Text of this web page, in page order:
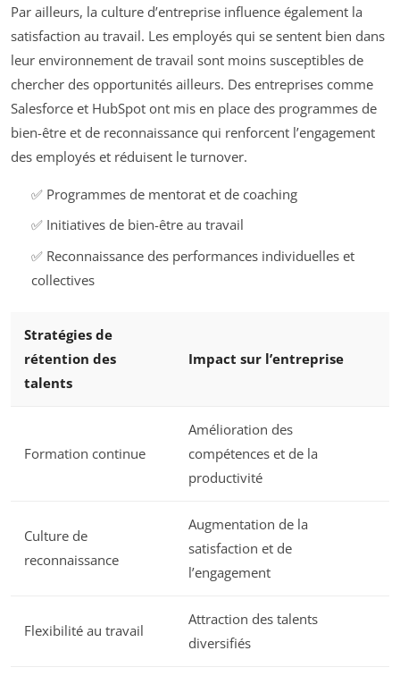
Par ailleurs, la culture d’entreprise influence également la
satisfaction au travail. Les employés qui se sentent bien dans
leur environnement de travail sont moins susceptibles de
chercher des opportunités ailleurs. Des entreprises comme
Salesforce et HubSpot ont mis en place des programmes de
bien-être et de reconnaissance qui renforcent l’engagement
des employés et réduisent le turnover.
✅ Programmes de mentorat et de coaching
✅ Initiatives de bien-être au travail
✅ Reconnaissance des performances individuelles et
collectives
Stratégies de
rétention des
talents
Impact sur l’entreprise
Formation continue
Amélioration des
compétences et de la
productivité
Culture de
reconnaissance
Augmentation de la
satisfaction et de
l’engagement
Flexibilité au travail
Attraction des talents
diversifiés